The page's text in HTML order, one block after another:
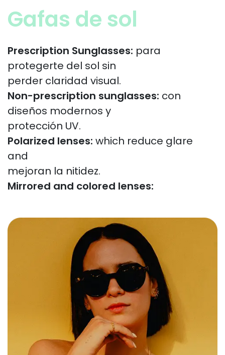
Gafas de sol
Prescription Sunglasses: para
protegerte del sol sin
perder claridad visual.
Non-prescription sunglasses: con
diseños modernos y
protección UV.
Polarized lenses: which reduce glare
and
mejoran la nitidez.
Mirrored and colored lenses: